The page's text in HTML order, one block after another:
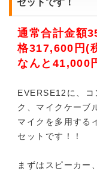
通常合計金額
格317,600円(
なんと41,000
EVERSE12に、コ
ク、マイクケーブ
マイクを多用する
セットです！！
まずはスピーカー